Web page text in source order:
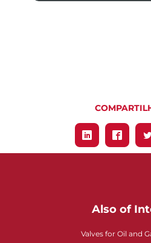
Also of
Valves for Oil and